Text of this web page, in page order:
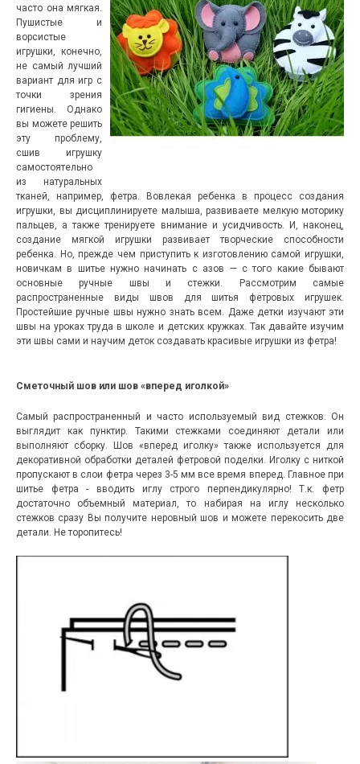
часто она мягкая.
Пушистые и
ворсистые
игрушки, конечно,
не самый лучший
вариант для игр с
точки зрения
гигиены. Однако
вы можете решить
эту проблему,
сшив игрушку
самостоятельно
из натуральных
тканей, например, фетра.
Вовлекая ребенка в процесс создания
игрушки, вы дисциплинируете малыша, развиваете мелкую моторику
пальцев, а также тренируете внимание и усидчивость. И, наконец,
создание мягкой игрушки развивает творческие способности
ребенка. Но, прежде чем приступить к изготовлению самой игрушки,
новичкам в шитье нужно начинать с азов — с того какие бывают
основные ручные швы и стежки. Рассмотрим самые
распространенные виды швов для шитья фетровых игрушек.
Простейшие ручные швы нужно знать всем. Даже детки изучают эти
швы на уроках труда в школе и детских кружках. Так давайте изучим
эти швы сами и научим деток создавать красивые игрушки из фетра!
Сметочный шов или шов «вперед иголкой»
Самый распространенный и часто используемый вид стежков. Он
выглядит как пунктир. Такими стежками соединяют детали или
выполняют сборку. Шов «вперед иголку» также используется для
декоративной обработки деталей фетровой поделки. Иголку с ниткой
пропускают в слои фетра через 3-5 мм все время вперед. Главное при
шитье фетра - вводить иглу строго перпендикулярно! Т.к. фетр
достаточно объемный материал, то набирая на иглу несколько
стежков сразу Вы получите неровный шов и можете перекосить две
детали. Не торопитесь!